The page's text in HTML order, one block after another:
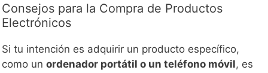
Consejos para la Compra de Productos
Electrónicos
Si tu intención es adquirir un producto específico,
como un ordenador portátil o un teléfono móvil, es